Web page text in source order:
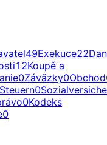
49Exekuce22
12Koupě a
0Záväzky0Obchod
Steuern0
0Kodeks
0